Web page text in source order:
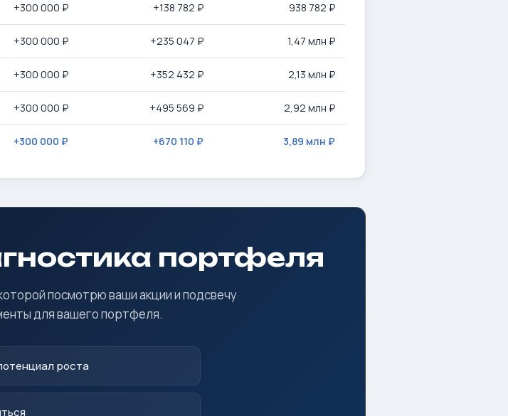
+300 000 ₽ +138 782 ₽ 938 782 ₽
+300 000 ₽ +235 047 ₽ 1,47 млн ₽
+300 000 ₽ +352 432 ₽ 2,13 млн ₽
+300 000 ₽ +495 569 ₽ 2,92 млн ₽
+300 000 ₽ +670 110 ₽ 3,89 млн ₽
портфеля
посмотрю ваши акции и подсвечу
для вашего портфеля.
роста